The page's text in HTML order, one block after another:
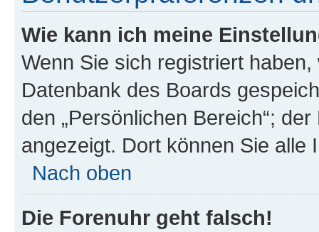
Wie kann ich meine
Wenn Sie sich registriert
Datenbank des Boards
den „Persönlichen Bereich“;
angezeigt. Dort können Sie alle
Nach oben
Die Forenuhr geht falsch!